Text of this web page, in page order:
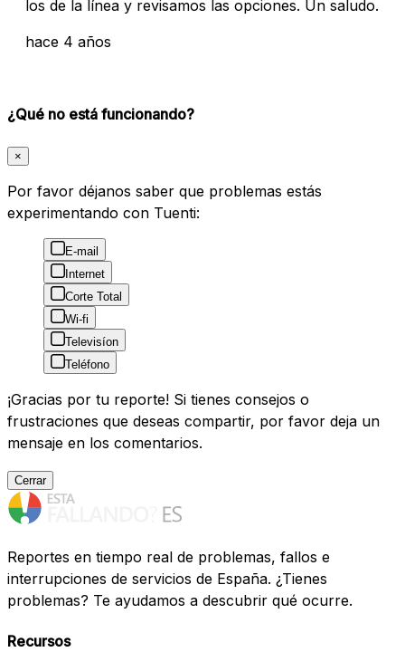
los de la línea y revisamos las opciones. Un saludo.
hace 4 años
¿Qué no está funcionando?
×
Por favor déjanos saber que problemas estás
experimentando con Tuenti:
E-mail
Internet
Corte Total
Wi-fi
Televisíon
Teléfono
¡Gracias por tu reporte! Si tienes consejos o
frustraciones que deseas compartir, por favor deja un
mensaje en los comentarios.
Cerrar
Reportes en tiempo real de problemas, fallos e
interrupciones de servicios de España. ¿Tienes
problemas? Te ayudamos a descubrir qué ocurre.
Recursos